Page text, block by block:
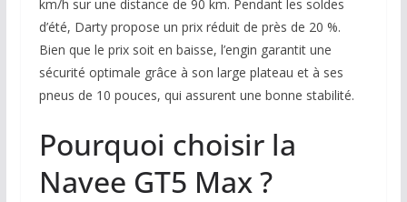
km/h sur une distance de 90 km. Pendant les soldes
d’été, Darty propose un prix réduit de près de 20 %.
Bien que le prix soit en baisse, l’engin garantit une
sécurité optimale grâce à son large plateau et à ses
pneus de 10 pouces, qui assurent une bonne stabilité.
Pourquoi choisir la
Navee GT5 Max ?